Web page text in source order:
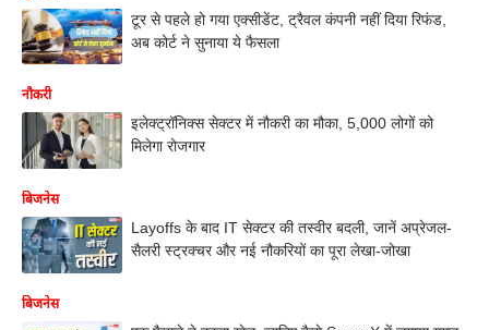
टूर से पहले हो गया एक्सीडेंट, ट्रैवल कंपनी नहीं दिया रिफंड,
अब कोर्ट ने सुनाया ये फैसला
नौकरी
इलेक्ट्रॉनिक्स सेक्टर में नौकरी का मौका, 5,000 लोगों को
मिलेगा रोजगार
बिजनेस
Layoffs के बाद IT सेक्टर की तस्वीर बदली, जानें अप्रेजल-
सैलरी स्ट्रक्चर और नई नौकरियों का पूरा लेखा-जोखा
बिजनेस